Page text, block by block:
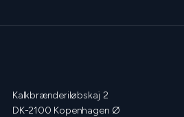
Kalkbrænderiløbskaj 2
DK-2100 Kopenhagen Ø